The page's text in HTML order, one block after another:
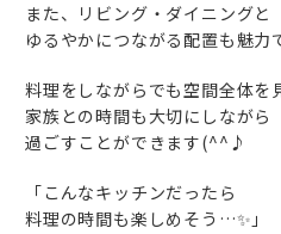
また、リビング・ダイニングと
ゆるやかにつながる配置も魅力
料理をしながらでも空間全体を
家族との時間も大切にしながら
過ごすことができます(^^♪
「こんなキッチンだったら
料理の時間も楽しめそう…✨」